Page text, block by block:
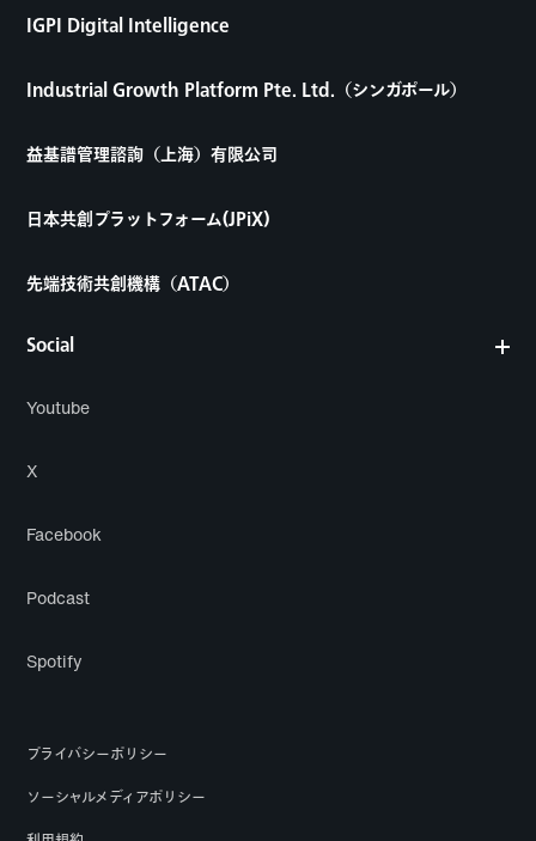
Social
Youtube
X
Facebook
Podcast
Spotify
IGPI Digital Intelligence
Industrial Growth Platform Pte. Ltd.（シンガポール）
益基譜管理諮詢（上海）有限公司
日本共創プラットフォーム(JPiX)
先端技術共創機構（ATAC）
プライバシーポリシー
ソーシャルメディアポリシー